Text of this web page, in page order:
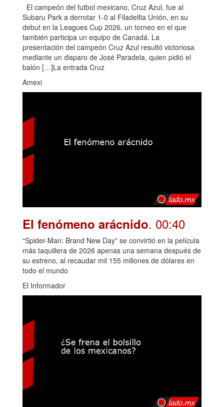
El campeón del futbol mexicano, Cruz Azul, fue al
Subaru Park a derrotar 1-0 al Filadelfia Unión, en su
debut en la Leagues Cup 2026, un torneo en el que
también participa un equipo de Canadá. La
presentación del campeón Cruz Azul resultó victoriosa
mediante un disparo de José Paradela, quien pidió el
balón […]La entrada Cruz
Amexi
El fenómeno arácnido. 00:40
“Spider-Man: Brand New Day” se convirtió en la película
más taquillera de 2026 apenas una semana después de
su estreno, al recaudar mil 155 millones de dólares en
todo el mundo
El Informador